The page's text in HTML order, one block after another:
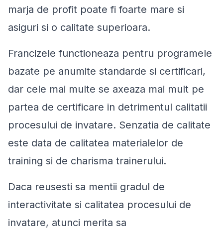
marja de profit poate fi foarte mare si
asiguri si o calitate superioara.
Francizele functioneaza pentru programele
bazate pe anumite standarde si certificari,
dar cele mai multe se axeaza mai mult pe
partea de certificare in detrimentul calitatii
procesului de invatare. Senzatia de calitate
este data de calitatea materialelor de
training si de charisma trainerului.
Daca reusesti sa mentii gradul de
interactivitate si calitatea procesului de
invatare, atunci merita sa